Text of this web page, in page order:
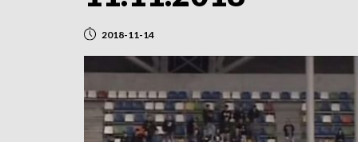
2018-11-14